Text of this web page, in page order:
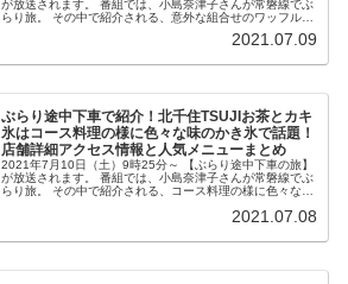
が放送されます。 番組では、小島奈津子さんが常磐線でぶ
らり旅。 その中で紹介される、意外な組合せのワッフルサ
2021.07.09
ぶらり途中下車で紹介！北千住TSUJIお茶とカキ
氷はコース料理の様に色々な味のかき氷で話題！
店舗詳細アクセス情報と人気メニューまとめ
2021年7月10日（土）9時25分～ 【ぶらり途中下車の旅】
が放送されます。 番組では、小島奈津子さんが常磐線でぶ
らり旅。 その中で紹介される、コース料理の様に色々な味
2021.07.08